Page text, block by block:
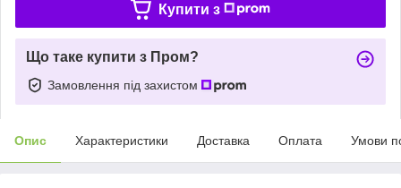
Купити з
Що таке купити з Пром?
Замовлення під захистом
Опис Характеристики Доставка Оплата Умови